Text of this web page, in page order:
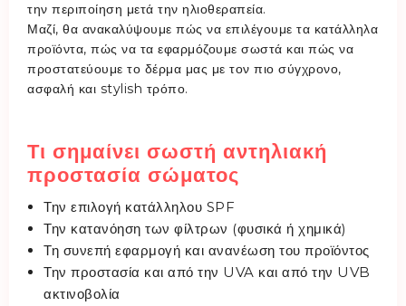
την περιποίηση μετά την ηλιοθεραπεία.
Μαζί, θα ανακαλύψουμε πώς να επιλέγουμε τα κατάλληλα
προϊόντα, πώς να τα εφαρμόζουμε σωστά και πώς να
προστατεύουμε το δέρμα μας με τον πιο σύγχρονο,
ασφαλή και stylish τρόπο.
Τι σημαίνει σωστή αντηλιακή
προστασία σώματος
Την επιλογή κατάλληλου SPF
Την κατανόηση των φίλτρων (φυσικά ή χημικά)
Τη συνεπή εφαρμογή και ανανέωση του προϊόντος
Την προστασία και από την UVA και από την UVB
ακτινοβολία